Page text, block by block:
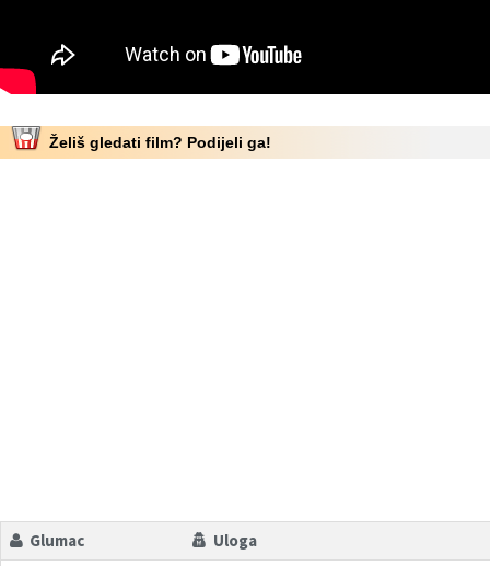
Želiš gledati film? Podijeli ga!
Glumac
Uloga